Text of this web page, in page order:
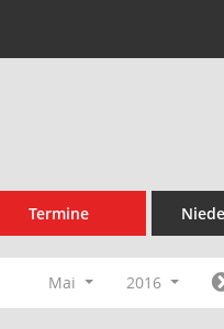
Termine
Mai 2016